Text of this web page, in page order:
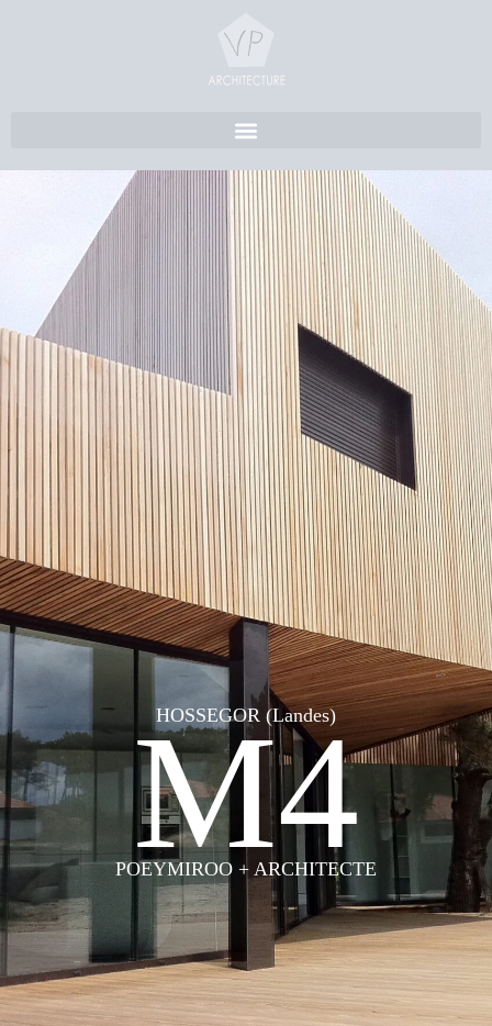
HOSSEGOR (Landes)
M4
POEYMIROO + ARCHITECTE